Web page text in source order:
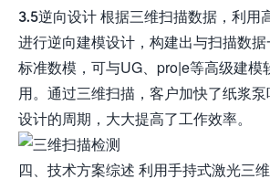
3.5逆向设计 根据三维扫描数据，利用
进行逆向建模设计，构建出与扫描数
标准数模，可与UG、pro|e等高级建模
用。通过三维扫描，客户加快了纸浆
设计的周期，大大提高了工作效率。
四、技术方案综述 利用手持式激光三